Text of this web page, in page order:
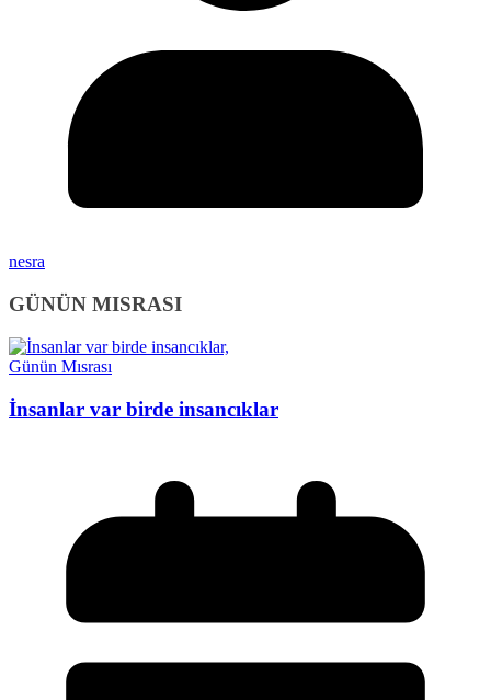
nesra
GÜNÜN MISRASI
Günün Mısrası
İnsanlar var birde insancıklar